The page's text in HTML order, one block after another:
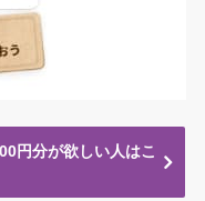
円分が欲しい人はこ